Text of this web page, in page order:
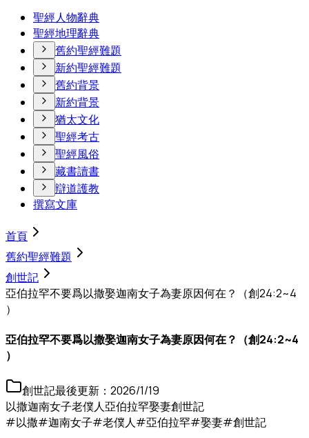
聖經人物辭典
聖經地理辭典
舊約聖經難題
新約聖經難題
舊約背景
新約背景
猶太文化
聖經考古
聖經風俗
藏書讀書
辯道護教
撰寫文庫
首頁
舊約聖經難題
創世記
亞伯拉罕不要爲以撒娶迦南女子為妻原因何在？（創24:2~4
）
亞伯拉罕不要爲以撒娶迦南女子為妻原因何在？（創24:2~4
）
創世記最後更新： 2026/1/19
以撒迦南女子老僕人亞伯拉罕娶妻創世記
#以撒#迦南女子#老僕人#亞伯拉罕#娶妻#創世記